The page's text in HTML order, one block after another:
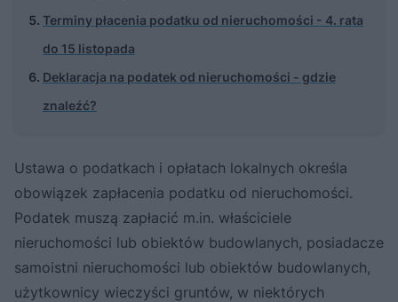
Terminy płacenia podatku od nieruchomości - 4. rata
do 15 listopada
Deklaracja na podatek od nieruchomości - gdzie
znaleźć?
Ustawa o podatkach i opłatach lokalnych określa
obowiązek zapłacenia podatku od nieruchomości.
Podatek muszą zapłacić m.in. właściciele
nieruchomości lub obiektów budowlanych, posiadacze
samoistni nieruchomości lub obiektów budowlanych,
użytkownicy wieczyści gruntów, w niektórych